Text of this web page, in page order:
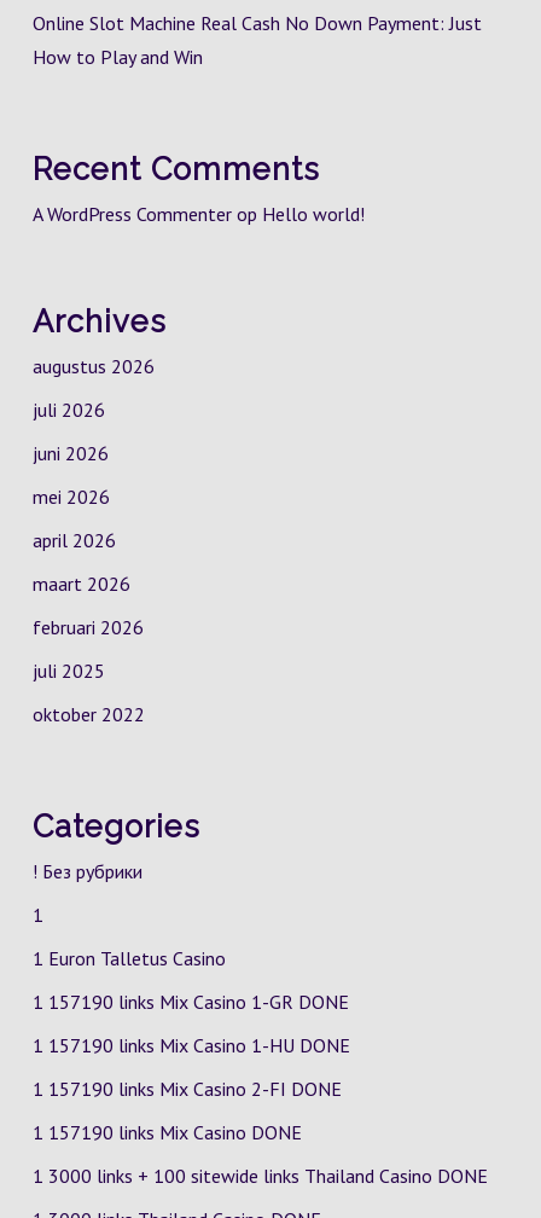
Online Slot Machine Real Cash No Down Payment: Just
How to Play and Win
Recent Comments
A WordPress Commenterop Hello world!
Archives
augustus 2026
juli 2026
juni 2026
mei 2026
april 2026
maart 2026
februari 2026
juli 2025
oktober 2022
Categories
! Без рубрики
1
1 Euron Talletus Casino
1 157190 links Mix Casino 1-GR DONE
1 157190 links Mix Casino 1-HU DONE
1 157190 links Mix Casino 2-FI DONE
1 157190 links Mix Casino DONE
1 3000 links + 100 sitewide links Thailand Casino DONE